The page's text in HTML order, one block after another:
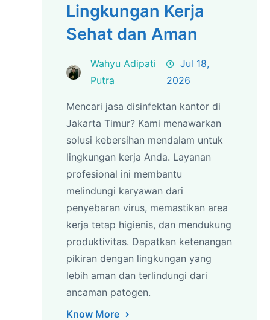
Lingkungan Kerja
Sehat dan Aman
Wahyu Adipati
Putra
Jul 18,
2026
Mencari jasa disinfektan kantor di
Jakarta Timur? Kami menawarkan
solusi kebersihan mendalam untuk
lingkungan kerja Anda. Layanan
profesional ini membantu
melindungi karyawan dari
penyebaran virus, memastikan area
kerja tetap higienis, dan mendukung
produktivitas. Dapatkan ketenangan
pikiran dengan lingkungan yang
lebih aman dan terlindungi dari
ancaman patogen.
Know More